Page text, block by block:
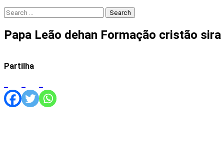
Search
for:
Papa Leão dehan Formação cristão
Partilha